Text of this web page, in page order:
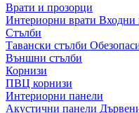
Врати и прозорци
Интериорни врати Входни
Стълби
Тавански стълби
Външни стълби
Корнизи
ПВЦ корнизи
Интериорни панели
Акустични панели